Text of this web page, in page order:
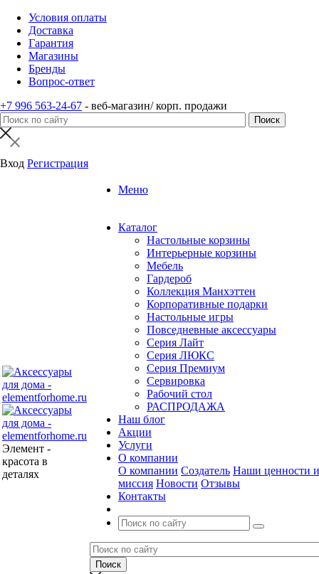
Условия оплаты
Доставка
Гарантия
Магазины
Бренды
Вопрос-ответ
+7 996 563-24-67 - веб-магазин/ корп. продажи
Вход Регистрация
Элемент -
красота в
деталях
Меню
Каталог
Настольные корзины
Интерьерные корзины
Мебель
Гардероб
Коллекция Манхэттен
Корпоративные подарки
Настольные игры
Повседневные аксессуары
Серия Лайт
Серия ЛЮКС
Серия Премиум
Сервировка
Рабочий стол
РАСПРОДАЖА
Наш блог
Акции
Услуги
О компании
О компании Создатель Наши ценности и
миссия Новости Отзывы
Контакты